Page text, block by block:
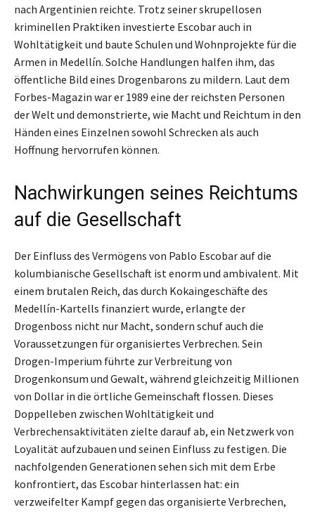
nach Argentinien reichte. Trotz seiner skrupellosen
kriminellen Praktiken investierte Escobar auch in
Wohltätigkeit und baute Schulen und Wohnprojekte für die
Armen in Medellín. Solche Handlungen halfen ihm, das
öffentliche Bild eines Drogenbarons zu mildern. Laut dem
Forbes-Magazin war er 1989 eine der reichsten Personen
der Welt und demonstrierte, wie Macht und Reichtum in den
Händen eines Einzelnen sowohl Schrecken als auch
Hoffnung hervorrufen können.
Nachwirkungen seines Reichtums
auf die Gesellschaft
Der Einfluss des Vermögens von Pablo Escobar auf die
kolumbianische Gesellschaft ist enorm und ambivalent. Mit
einem brutalen Reich, das durch Kokaingeschäfte des
Medellín-Kartells finanziert wurde, erlangte der
Drogenboss nicht nur Macht, sondern schuf auch die
Voraussetzungen für organisiertes Verbrechen. Sein
Drogen-Imperium führte zur Verbreitung von
Drogenkonsum und Gewalt, während gleichzeitig Millionen
von Dollar in die örtliche Gemeinschaft flossen. Dieses
Doppelleben zwischen Wohltätigkeit und
Verbrechensaktivitäten zielte darauf ab, ein Netzwerk von
Loyalität aufzubauen und seinen Einfluss zu festigen. Die
nachfolgenden Generationen sehen sich mit dem Erbe
konfrontiert, das Escobar hinterlassen hat: ein
verzweifelter Kampf gegen das organisierte Verbrechen,